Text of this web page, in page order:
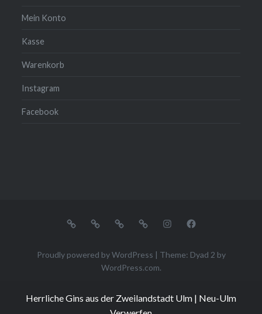
Mein Konto
Kasse
Warenkorb
Instagram
Facebook
Unsere
Gins
Mein
Konto
KasseWarenkorb
InstagramFacebook
Proudly powered by WordPress | Theme: Dyad 2 by
WordPress.com.
Herrliche Gins aus der Zweilandstadt Ulm | Neu-Ulm